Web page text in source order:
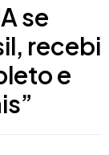
se
recebi
e